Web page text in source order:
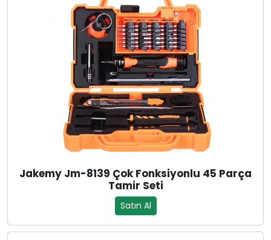
Jakemy Jm-8139 Çok Fonksiyonlu 45 Parça
Tamir Seti
Satın Al